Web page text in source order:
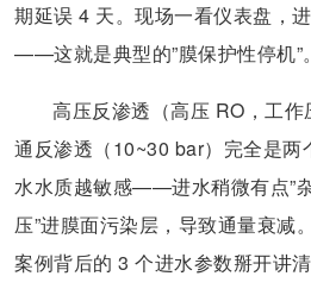
期延误 4 天。现场一看仪表盘，
——这就是典型的”膜保护性停机”。
高压反渗透（高压 RO，工
通反渗透（10~30 bar）完全是两
水水质越敏感——进水稍微有点”
压”进膜面污染层，导致通量衰减
案例背后的 3 个进水参数掰开讲清